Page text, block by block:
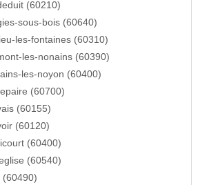
(60210)
sous-bois (60640)
les-fontaines (60310)
les-nonains (60390)
les-noyon (60400)
(60700)
(60155)
(60120)
(60400)
(60540)
(60490)